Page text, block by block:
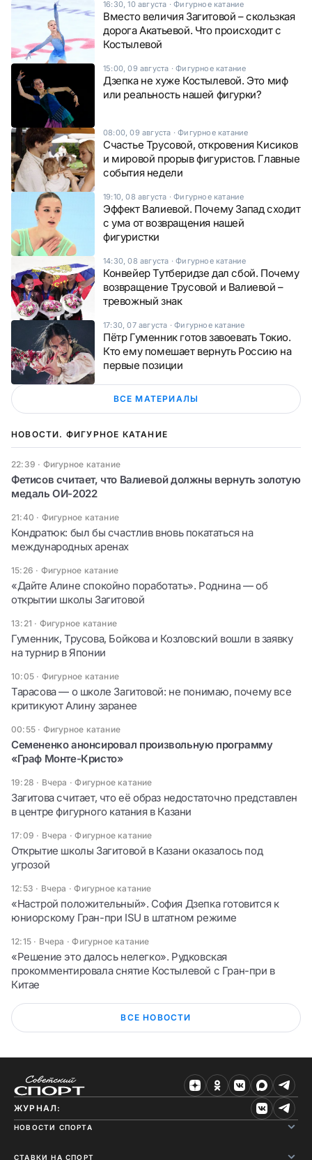
16:30, 10 августа ·Фигурное катание
Вместо величия Загитовой – скользкая
дорога Акатьевой. Что происходит с
Костылевой
15:00, 09 августа ·Фигурное катание
Дзепка не хуже Костылевой. Это миф
или реальность нашей фигурки?
08:00, 09 августа ·Фигурное катание
Счастье Трусовой, откровения Кисиков
и мировой прорыв фигуристов. Главные
события недели
19:10, 08 августа ·Фигурное катание
Эффект Валиевой. Почему Запад сходит
с ума от возвращения нашей
фигуристки
14:30, 08 августа ·Фигурное катание
Конвейер Тутберидзе дал сбой. Почему
возвращение Трусовой и Валиевой –
тревожный знак
17:30, 07 августа ·Фигурное катание
Пётр Гуменник готов завоевать Токио.
Кто ему помешает вернуть Россию на
первые позиции
ВСЕ МАТЕРИАЛЫ
НОВОСТИ. ФИГУРНОЕ КАТАНИЕ
22:39 · Фигурное катание
Фетисов считает, что Валиевой должны вернуть золотую
медаль ОИ-2022
21:40 · Фигурное катание
Кондратюк: был бы счастлив вновь покататься на
международных аренах
15:26 · Фигурное катание
«Дайте Алине спокойно поработать». Роднина — об
открытии школы Загитовой
13:21 · Фигурное катание
Гуменник, Трусова, Бойкова и Козловский вошли в заявку
на турнир в Японии
10:05 · Фигурное катание
Тарасова — о школе Загитовой: не понимаю, почему все
критикуют Алину заранее
00:55 · Фигурное катание
Семененко анонсировал произвольную программу
«Граф Монте-Кристо»
19:28 · Вчера ·Фигурное катание
Загитова считает, что её образ недостаточно представлен
в центре фигурного катания в Казани
17:09 · Вчера ·Фигурное катание
Открытие школы Загитовой в Казани оказалось под
угрозой
12:53 · Вчера ·Фигурное катание
«Настрой положительный». София Дзепка готовится к
юниорскому Гран-при ISU в штатном режиме
12:15 · Вчера ·Фигурное катание
«Решение это далось нелегко». Рудковская
прокомментировала снятие Костылевой с Гран-при в
Китае
ВСЕ НОВОСТИ
ЖУРНАЛ:
НОВОСТИ СПОРТА
СТАВКИ НА СПОРТ